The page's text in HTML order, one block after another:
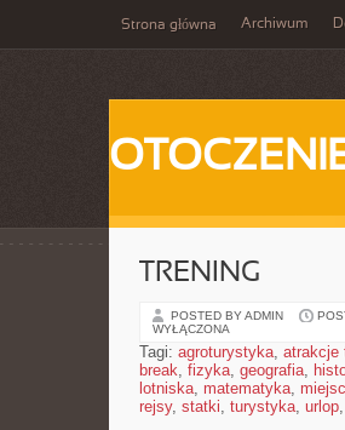
Strona główna Archiwum
TRENING
POSTED BY ADMIN
WYŁĄCZONA
Tagi: agroturystyka, atrakcje
break, fizyka, geografia,
lotniska, matematyka,
rejsy, statki, turystyka, urlop,